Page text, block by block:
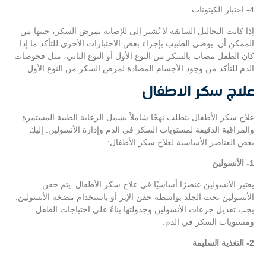
4- اختبار الكيتونات
إذا كانت التحاليل السابقة لا تُشير إلى للإصابة بمرض السكر، حينها من
الممكن أن يوصي الطبيب بإجراء بعض الاختبارات الأخرى للتأكد ما إذا
كان الطفل مصاب بالسكر من النوع الأول أو النوع الثاني، مثل فحوصات
الدم للتأكد من وجود الأجسام المضادة لمرض السكر من النوع الأول
علاج سكر الاطفال
علاج سكر الأطفال يتطلب نهجًا شاملاً يشمل الرعاية الطبية المستمرة
والمراقبة الدقيقة لمستويات السكر في الدم وإدارة الأنسولين. إليك
بعض العناصر الأساسية لعلاج سكر الأطفال:
1- الأنسولين
يعتبر الأنسولين عنصرًا أساسيًا في علاج سكر الأطفال. يتم حقن
الأنسولين تحت الجلد بواسطة حقن الإبر أو باستخدام مضخة الأنسولين.
يجب تعديل جرعات الأنسولين وجدولتها بناءً على احتياجات الطفل
ومستويات السكر في الدم.
2- التغذية السليمة